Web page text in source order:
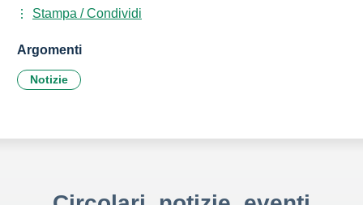
Stampa / Condividi
Argomenti
Notizie